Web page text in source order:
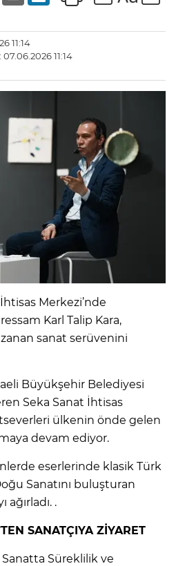
11:14
11:14
Merkezi’nde
Karl Talip Kara,
sanat serüvenini
Büyükşehir Belediyesi
Seka Sanat İhtisas
ülkenin önde gelen
devam ediyor.
eserlerinde klasik Türk
Sanatını buluşturan
ağırladı. .
SANATÇIYA ZİYARET
Süreklilik ve